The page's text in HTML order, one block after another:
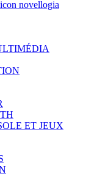
ET JEUX